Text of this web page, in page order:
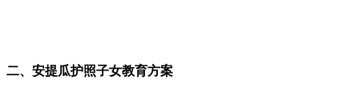
二、安提瓜护照子女教育方案